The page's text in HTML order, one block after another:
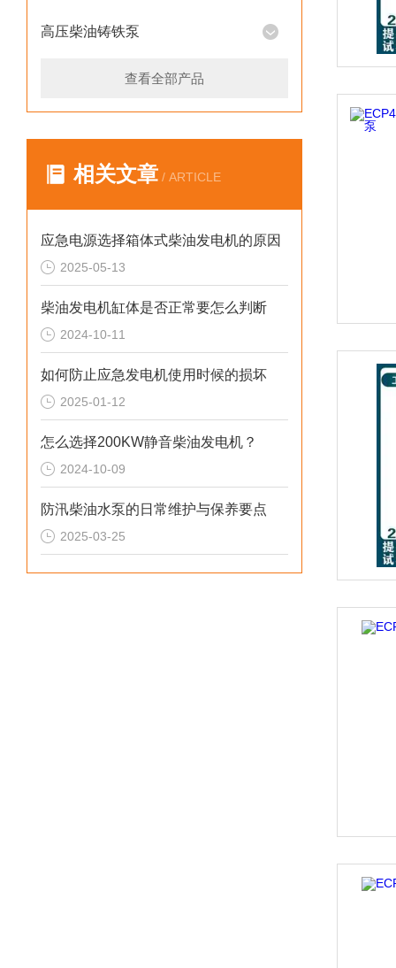
高压柴油铸铁泵
查看全部产品
相关文章 / ARTICLE
应急电源选择箱体式柴油发电机的原因
2025-05-13
柴油发电机缸体是否正常要怎么判断
2024-10-11
如何防止应急发电机使用时候的损坏
2025-01-12
怎么选择200KW静音柴油发电机？
2024-10-09
防汛柴油水泵的日常维护与保养要点
2025-03-25